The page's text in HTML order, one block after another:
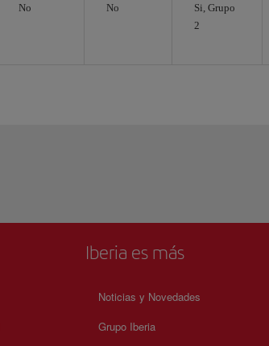
No No
Si, Grupo
2
Iberia es más
Noticias y Novedades
Grupo Iberia